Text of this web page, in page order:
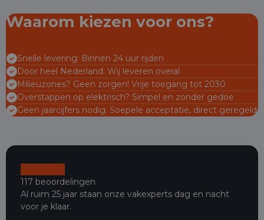
Waarom kiezen voor ons?
Snelle levering: Binnen 24 uur rijden
Door heel Nederland: Wij leveren overal
Milieuzones? Geen zorgen! Vrije toegang tot 2030
Overstappen op elektrisch? Simpel en zonder gedoe
Geen jaarcijfers nodig: Soepele acceptatie, direct geregeld
117 beoordelingen
Al ruim 25 jaar staan onze vakexperts dag en nacht
voor je klaar.